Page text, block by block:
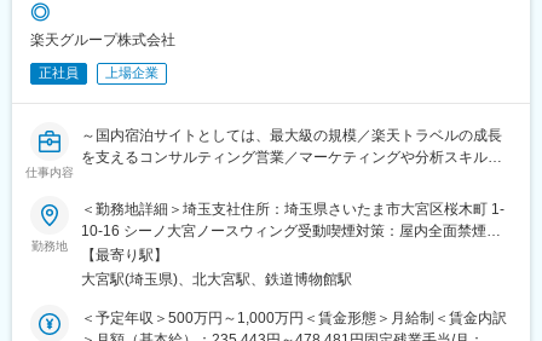
屋外広告看板の業界で高いシェアを持ち、全国各地の企業や自治
体を顧客に抱えて安定的に成長しています。デジタルサイネージ
などの分野でも実績を積み重ねています。
自分が手掛けた広告媒体を見かけることもあり、やりがいを感じ
られる仕事です。
変更の範囲：会社の定める業務
・イベント制作、運営ディレクション
・スケジュール、進行管理
・会場レイアウト、運営計画の作成
・運営マニュアル、各種資料の作成
・当日の現場運営、安全管理
・関係各所との折衝
・イベント終了後の振り返り、改善提案
■組織構成
配属部署の人数：10 名（部長 1 名、課長1名、メンバー8 名）
★これまで当社の様々なイベント制作・運営に携わってきたベテ
◎
楽天グループ株式会社
正社員 上場企業
仕事内容
～国内宿泊サイトとしては、最大級の規模／楽天トラベルの成長
を支えるコンサルティング営業／マーケティングや分析スキルも
■業務内容：
担当施設様の売上最大化に繋がるコンサルティング営業業務をお
任せします。
・最新のマーケットトレンドの把握、理解
・宿泊施設様の現状把握（アクセス人数、予約率、予約単価、予
約経路等）
勤務地
＜勤務地詳細＞埼玉支社住所：埼玉県さいたま市大宮区桜木町 1-
10-16 シーノ大宮ノースウィング受動喫煙対策：屋内全面禁煙変
更の範囲：会社の定める事業所（リモートワーク含む）
【最寄り駅】
大宮駅(埼玉県)、北大宮駅、鉄道博物館駅
＜予定年収＞500万円～1,000万円＜賃金形態＞月給制＜賃金内訳